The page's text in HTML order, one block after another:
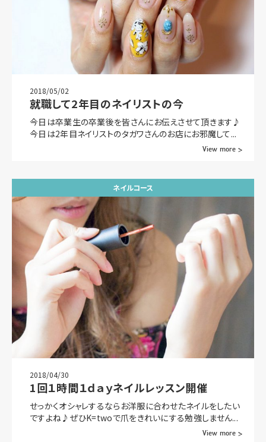
2018/05/02
就職して2年目のネイリストの今
今日は卒業生の卒業後を皆さんにお伝えさせて頂きます♪
今日は2年目ネイリストのタガワさんのお店にお邪魔して...
View more >
ネイルコース
2018/04/30
1回１時間１ｄａｙネイルレッスン開催
せっかくオシャレするならお洋服に合わせたネイルをしたい
ですよね♪ぜひK=twoで爪をきれいにする勉強しません...
View more >